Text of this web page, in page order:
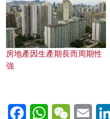
房地產因生產期長而周期性
強
FacebookWhatsAppWeChatEmail